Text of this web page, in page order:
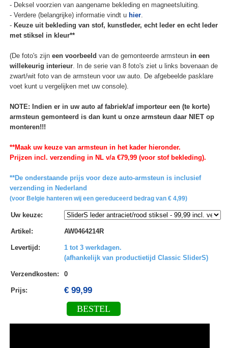
- Deksel voorzien van aangename bekleding en magneetsluiting.
- Verdere (belangrijke) informatie vindt u hier.
- Keuze uit bekleding van stof, kunstleder, echt leder en echt leder
met stiksel in kleur**
(De foto's zijn een voorbeeld van de gemonteerde armsteun in een
willekeurig interieur. In de serie van 8 foto's ziet u links bovenaan de
zwart/wit foto van de armsteun voor uw auto. De afgebeelde pasklare
voet kunt u vergelijken met uw console).
NOTE: Indien er in uw auto af fabriek/af importeur een (te korte)
armsteun gemonteerd is dan kunt u onze armsteun daar NIET op
monteren!!!
**Maak uw keuze van armsteun in het kader hieronder.
Prijzen incl. verzending in NL v/a €79,99 (voor stof bekleding).
**De onderstaande prijs voor deze auto-armsteun is inclusief
verzending in Nederland
(voor Belgie hanteren wij een gereduceerd bedrag van € 4,99)
Uw keuze:
Artikel : AW0464214R
Levertijd :
1 tot 3 werkdagen.
(afhankelijk van productietijd Classic SliderS)
Verzendkosten: 0
Prijs: € 99,99
BESTEL